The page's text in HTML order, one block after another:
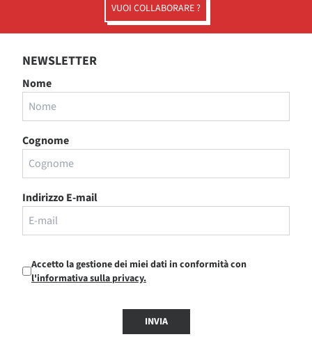
VUOI COLLABORARE ?
NEWSLETTER
Nome
Cognome
Indirizzo E-mail
Accetto la gestione dei miei dati in conformità con
l'informativa sulla privacy.
INVIA